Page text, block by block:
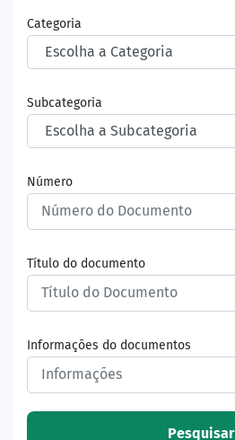
Categoria
Subcategoria
Número
Título do documento
Informações do documentos
Pesquisar